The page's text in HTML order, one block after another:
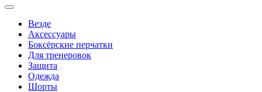
Везде
Аксессуары
Боксёрские перчатки
Для тренеровок
Защита
Одежда
Шорты